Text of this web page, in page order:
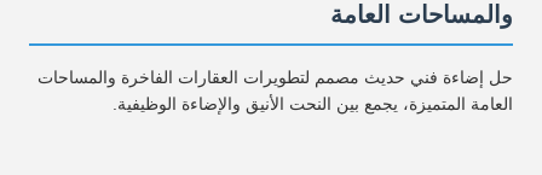
والمساحات العامة
حل إضاءة فني حديث مصمم لتطويرات العقارات الفاخرة والمساحات
العامة المتميزة، يجمع بين النحت الأنيق والإضاءة الوظيفية.